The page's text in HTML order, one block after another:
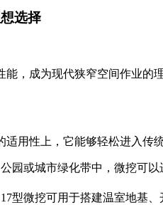
选择
能，成为现代狭窄空间作业
适用性上，它能够轻松进入传
园或城市绿化带中，微挖可
型微挖可用于搭建温室地基